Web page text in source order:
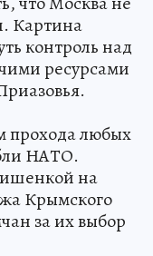
Картина
контроль над
ресурсами
прохода любых
НАТО.
на
Крымского
за их выбор